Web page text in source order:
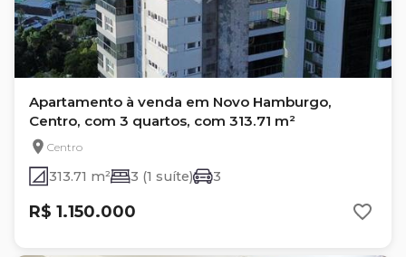
Apartamento à venda em Novo Hamburgo,
Centro, com 3 quartos, com 313.71 m²
Centro
313.71 m² 3 (1 suíte) 3
R$ 1.150.000